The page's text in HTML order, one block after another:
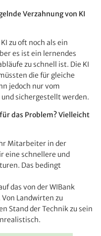
Verzahnung von KI
zu oft noch als ein
es ist ein lernendes
zu schnell ist. Die KI
die für gleiche
jedoch nur vom
sichergestellt werden.
das Problem? Vielleicht
Mitarbeiter in der
eine schnellere und
Das bedingt
das von der WIBank
Landwirten zu
Stand der Technik zu sein